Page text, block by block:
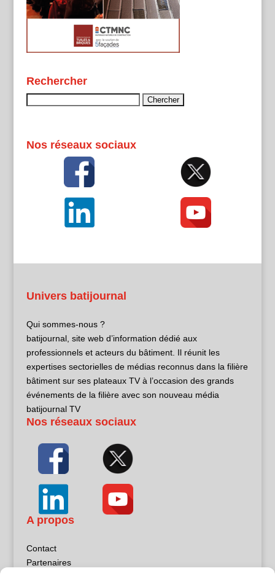
Rechercher
Nos réseaux sociaux
Univers batijournal
Qui sommes-nous ?
batijournal, site web d’information dédié aux
professionnels et acteurs du bâtiment. Il réunit les
expertises sectorielles de médias reconnus dans la filière
bâtiment sur ses plateaux TV à l’occasion des grands
événements de la filière avec son nouveau média
batijournal TV
Nos réseaux sociaux
A propos
Contact
Partenaires